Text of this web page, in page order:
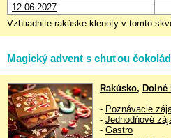
12.06.2027
Vzhliadnite rakúske klenoty v tomto
Magický advent s chuťou
Rakúsko, Dolné
- Poznávacie
- Jednodňové
- Gastro